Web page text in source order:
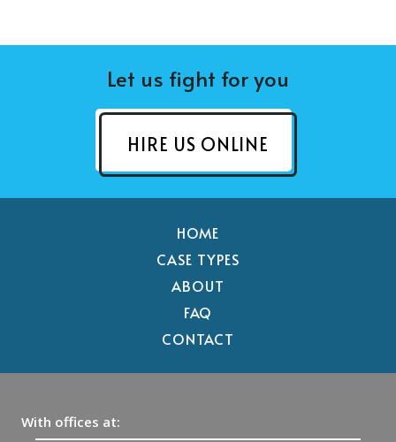
Let us fight for you
HIRE US ONLINE
HOME
CASE TYPES
ABOUT
FAQ
CONTACT
With offices at: